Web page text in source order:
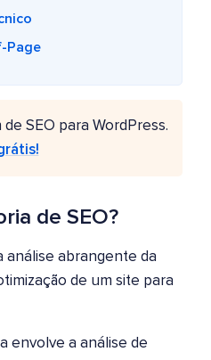
Page
SEO para WordPress.
de SEO?
análise abrangente da
de um site para
envolve a análise de